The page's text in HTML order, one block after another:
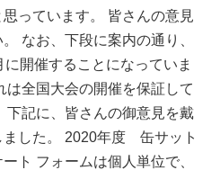
っています。 皆さんの意見
なお、下段に案内の通り、
開催することになっていま
全国大会の開催を保証して
下記に、皆さんの御意見を戴
ました。 2020年度 缶サット
ト フォームは個人単位で、